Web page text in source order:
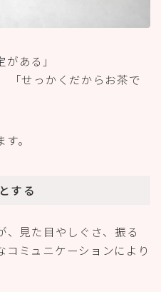
ある」
「せっかくだからお茶で
。
する
、見た目やしぐさ、振る
ミュニケーションにより